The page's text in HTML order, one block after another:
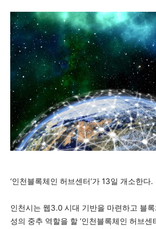
‘인천블록체인 허브센터’가 13일 개소한다.
인천시는 웹3.0 시대 기반을 마련하고 블
성의 중추 역할을 할 ‘인천블록체인 허브센